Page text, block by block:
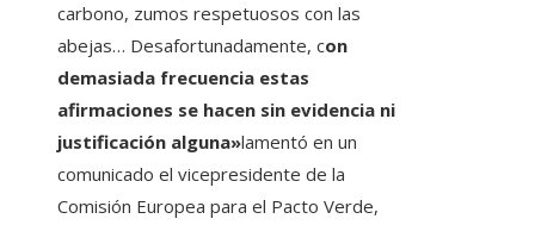
carbono, zumos respetuosos con las
abejas… Desafortunadamente, con
demasiada frecuencia estas
afirmaciones se hacen sin evidencia ni
justificación alguna»lamentó en un
comunicado el vicepresidente de la
Comisión Europea para el Pacto Verde,